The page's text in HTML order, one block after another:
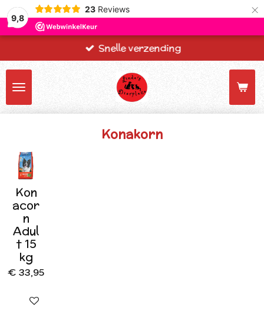
9,8
23 Reviews ×
Snelle verzending
Konakorn
Kon
acor
n
Adul
t 15
kg
€ 33,95
In winkelwagen